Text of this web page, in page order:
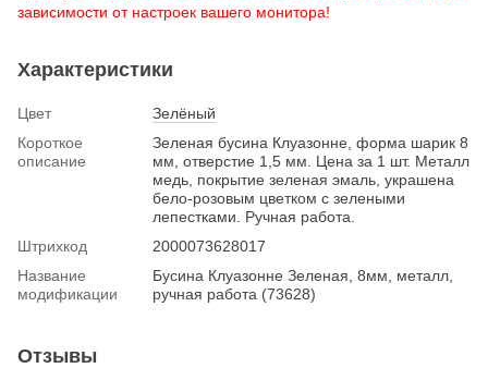
зависимости от настроек вашего монитора!
Характеристики
Цвет
Зелёный
Короткое
описание
Зеленая бусина Клуазонне, форма шарик 8
мм, отверстие 1,5 мм. Цена за 1 шт. Металл
медь, покрытие зеленая эмаль, украшена
бело-розовым цветком с зелеными
лепестками. Ручная работа.
Штрихкод
2000073628017
Название
модификации
Бусина Клуазонне Зеленая, 8мм, металл,
ручная работа (73628)
Отзывы